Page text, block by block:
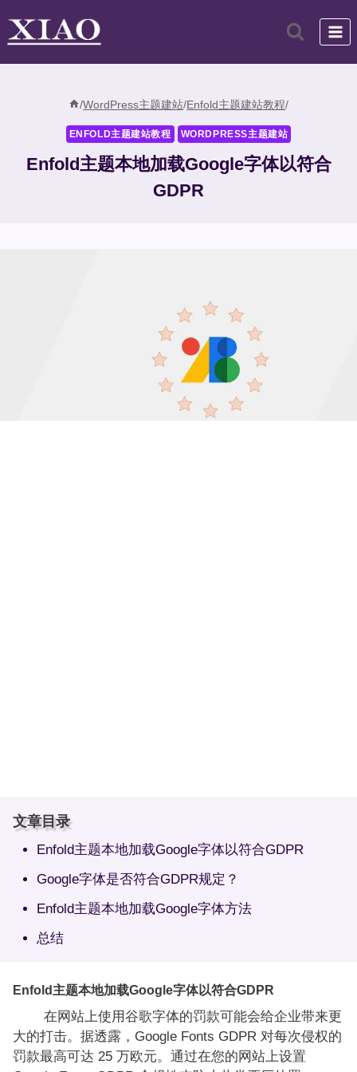
/WordPress主题建站/Enfold主题建站教程/
ENFOLD主题建站教程 WORDPRESS主题建站
Enfold主题本地加载Google字体以符合
GDPR
文章目录
Enfold主题本地加载Google字体以符合GDPR
Google字体是否符合GDPR规定？
Enfold主题本地加载Google字体方法
总结
Enfold主题本地加载Google字体以符合GDPR
在网站上使用谷歌字体的罚款可能会给企业带来更
大的打击。据透露，Google Fonts GDPR 对每次侵权的
罚款最高可达 25 万欧元。通过在您的网站上设置